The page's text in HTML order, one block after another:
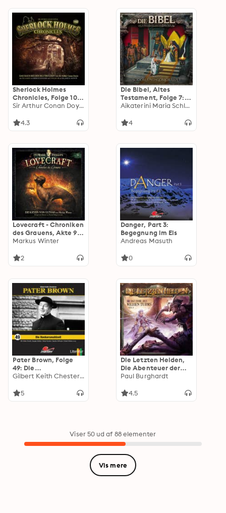
Sherlock Holmes
Chronicles, Folge 102:
Das Haus bei den
Sir Arthur Conan Doyle
4.3
Die Bibel, Altes
Testament, Folge 7:
Sodom und Gomorrha
Aikaterini Maria Schlösser
4
Lovecraft - Chroniken
des Grauens, Akte 9:
Die Katzen von Ulthar
Markus Winter
2
Danger, Part 3:
Begegnung im Eis
Andreas Masuth
0
Pater Brown, Folge
49: Die
Henkersmahlzeit
Gilbert Keith Chesterton
5
Die Letzten Helden,
Die Abenteuer der
Letzten Helden, Folge
weißen Turms 2
Paul Burghardt
4.5
Viser 50 ud af 88 elementer
Vis mere